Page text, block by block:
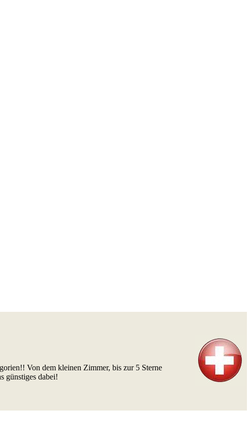
Von dem kleinen Zimmer, bis zur 5 Sterne
günstiges dabei!